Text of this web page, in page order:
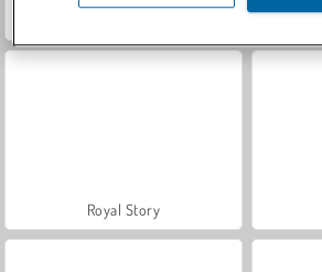
Royal Story